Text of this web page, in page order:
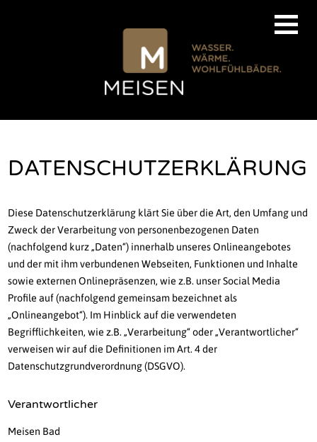
DATENSCHUTZERKLÄRUNG
Diese Datenschutzerklärung klärt Sie über die Art, den Umfang und
Zweck der Verarbeitung von personenbezogenen Daten
(nachfolgend kurz „Daten“) innerhalb unseres Onlineangebotes
und der mit ihm verbundenen Webseiten, Funktionen und Inhalte
sowie externen Onlinepräsenzen, wie z.B. unser Social Media
Profile auf (nachfolgend gemeinsam bezeichnet als
„Onlineangebot“). Im Hinblick auf die verwendeten
Begrifflichkeiten, wie z.B. „Verarbeitung“ oder „Verantwortlicher“
verweisen wir auf die Definitionen im Art. 4 der
Datenschutzgrundverordnung (DSGVO).
Verantwortlicher
Meisen Bad